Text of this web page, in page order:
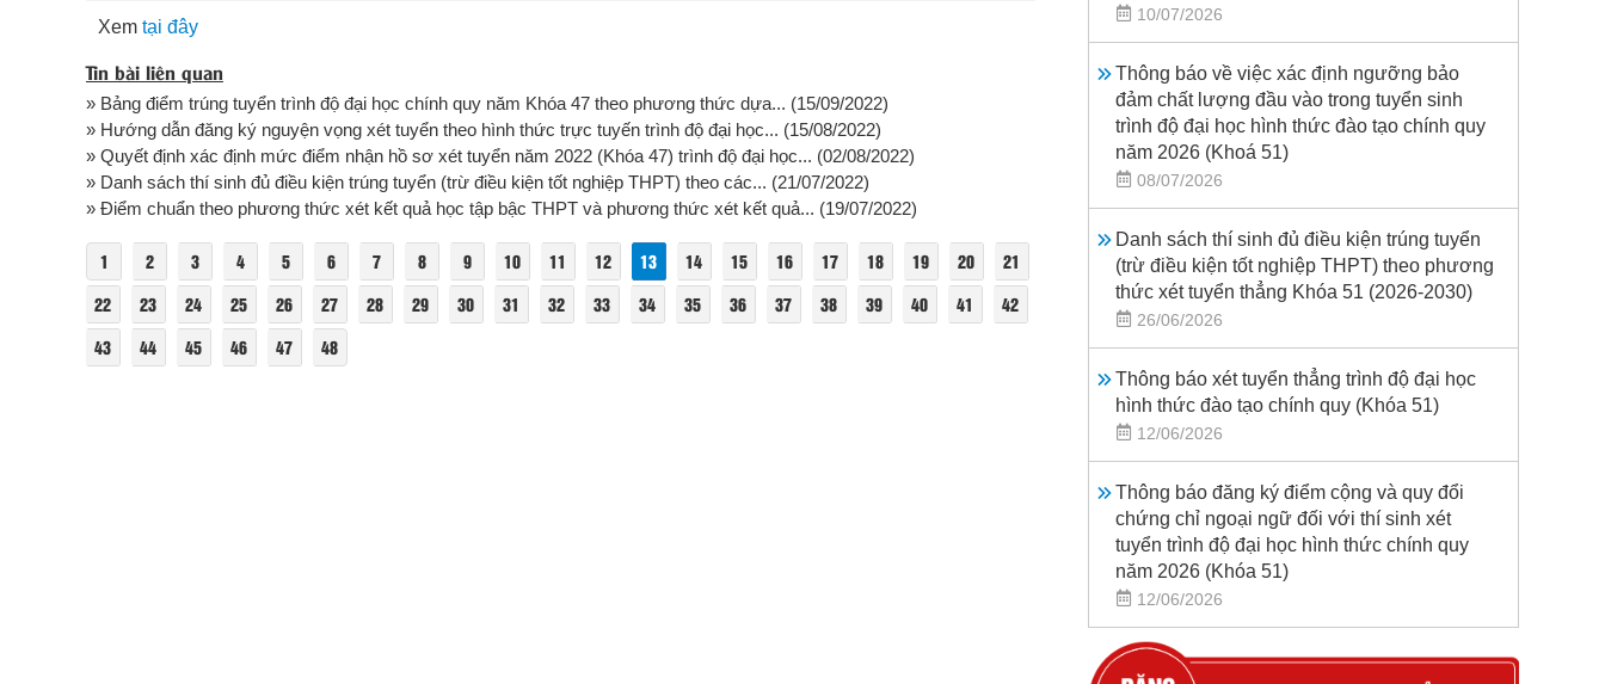
Xem tại đây
Tin bài liên quan
» Bảng điểm trúng tuyển trình độ đại học chính quy năm Khóa 47 theo phương thức dựa... (15/09/2022)
» Hướng dẫn đăng ký nguyện vọng xét tuyển theo hình thức trực tuyến trình độ đại học... (15/08/2022)
» Quyết định xác định mức điểm nhận hồ sơ xét tuyển năm 2022 (Khóa 47) trình độ đại học... (02/08/2022)
» Danh sách thí sinh đủ điều kiện trúng tuyển (trừ điều kiện tốt nghiệp THPT) theo các... (21/07/2022)
» Điểm chuẩn theo phương thức xét kết quả học tập bậc THPT và phương thức xét kết quả... (19/07/2022)
1 2 3 4 5 6 7 8 9 10 11 12 13 14 15 16 17 18 19 20
21
22
23 24 25 26 27 28 29 30 31 32 33 34 35 36 37 38 39 40 41
42
43
44 45 46 47 48
10/07/2026
Thông báo về việc xác định ngưỡng bảo
đảm chất lượng đầu vào trong tuyển sinh
trình độ đại học hình thức đào tạo chính quy
năm 2026 (Khoá 51)
08/07/2026
Danh sách thí sinh đủ điều kiện trúng tuyển
(trừ điều kiện tốt nghiệp THPT) theo phương
thức xét tuyển thẳng Khóa 51 (2026-2030)
26/06/2026
Thông báo xét tuyển thẳng trình độ đại học
hình thức đào tạo chính quy (Khóa 51)
12/06/2026
Thông báo đăng ký điểm cộng và quy đổi
chứng chỉ ngoại ngữ đối với thí sinh xét
tuyển trình độ đại học hình thức chính quy
năm 2026 (Khóa 51)
12/06/2026